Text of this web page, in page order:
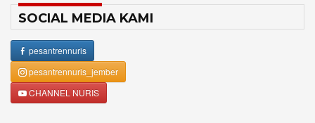
SOCIAL MEDIA KAMI
pesantrennuris
pesantrennuris_jember
CHANNEL NURIS